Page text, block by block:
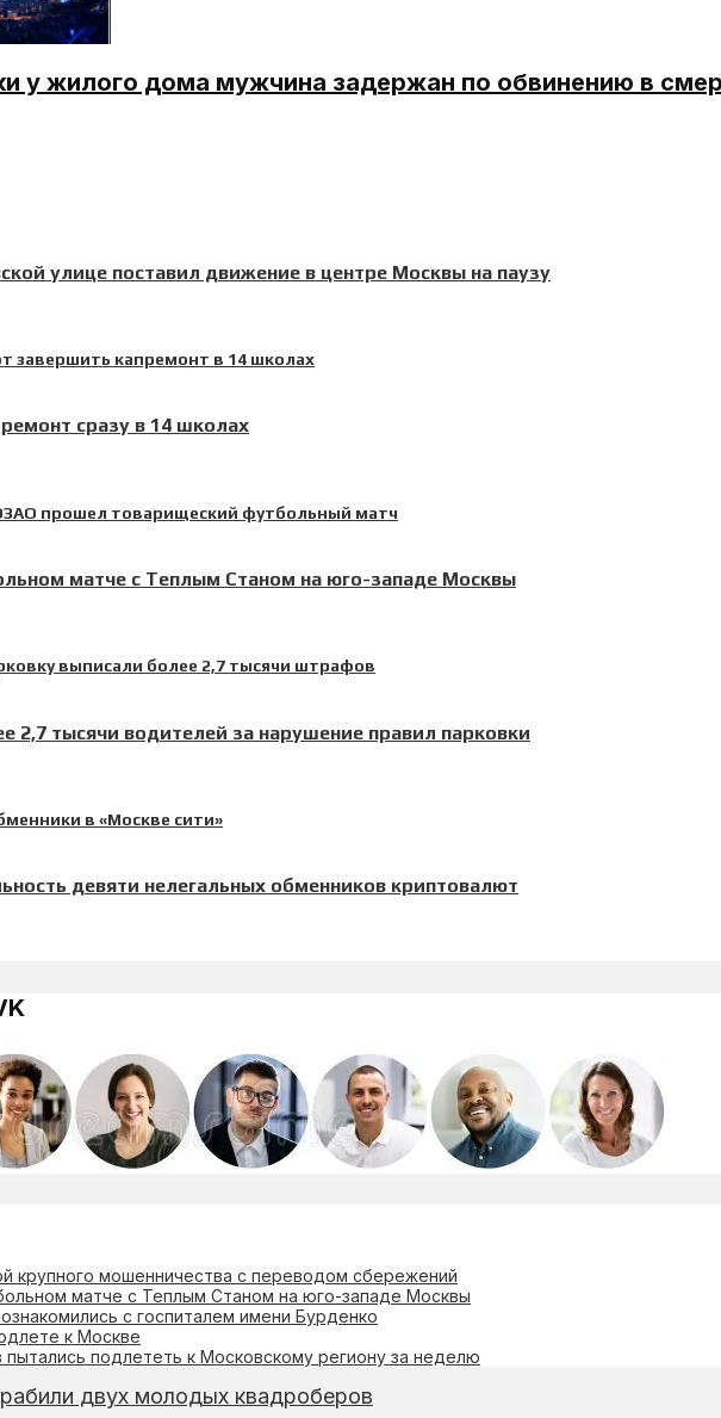
у жилого дома мужчина задержан по обвинению в
улице поставил движение в центре Москвы на паузу
сразу в 14 школах
матче с Теплым Станом на юго-западе Москвы
2,7 тысячи водителей за нарушение правил парковки
девяти нелегальных обменников криптовалют
крупного мошенничества с переводом сбережений
матче с Теплым Станом на юго-западе Москвы
с госпиталем имени Бурденко
к Москве
подлететь к Московскому региону за неделю
двух молодых квадроберов